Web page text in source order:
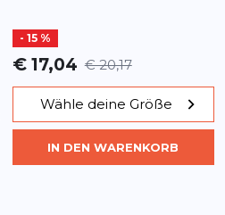
- 15 %
€ 17,04 € 20,17
Wähle deine Größe
IN DEN WARENKORB